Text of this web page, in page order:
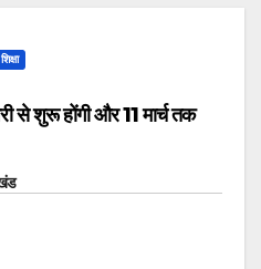
शिक्षा
से शुरू होंगी और 11 मार्च तक